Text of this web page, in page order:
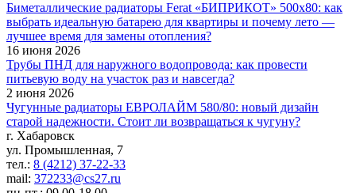
Биметаллические радиаторы Ferat «БИПРИКОТ» 500x80: как
выбрать идеальную батарею для квартиры и почему лето —
лучшее время для замены отопления?
16 июня 2026
Трубы ПНД для наружного водопровода: как провести
питьевую воду на участок раз и навсегда?
2 июня 2026
Чугунные радиаторы ЕВРОЛАЙМ 580/80: новый дизайн
старой надежности. Стоит ли возвращаться к чугуну?
г. Хабаровск
ул. Промышленная, 7
тел.: 8 (4212) 37-22-33
mail: 372233@cs27.ru